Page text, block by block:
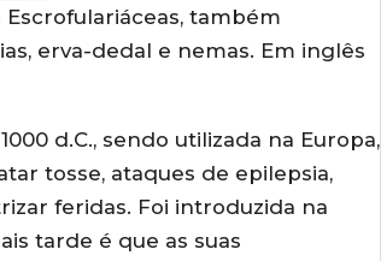
também
erva-dedal e nemas. Em inglês
d.C., sendo utilizada na Europa,
tosse, ataques de epilepsia,
feridas. Foi introduzida na
tarde é que as suas